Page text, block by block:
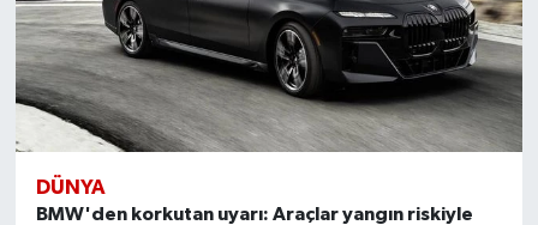
DÜNYA
BMW'den korkutan uyarı: Araçlar yangın riskiyle